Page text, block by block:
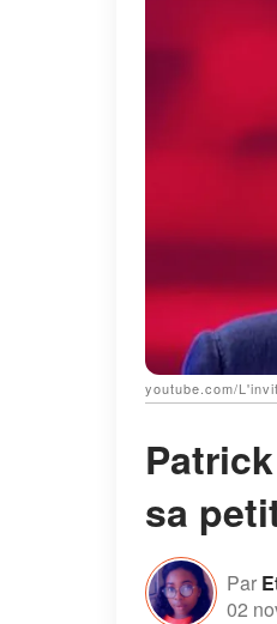
youtube.com/
sa
Par
02